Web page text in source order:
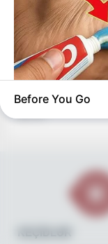
11:31 / 06 Avqust
Büdcədən
vəsaitgeri
GOOD TO KNOW THIS
Before You Go